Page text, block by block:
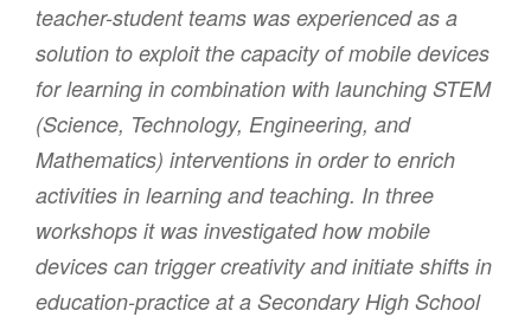
teacher-student teams was experienced as a
solution to exploit the capacity of mobile devices
for learning in combination with launching STEM
(Science, Technology, Engineering, and
Mathematics) interventions in order to enrich
activities in learning and teaching. In three
workshops it was investigated how mobile
devices can trigger creativity and initiate shifts in
education-practice at a Secondary High School